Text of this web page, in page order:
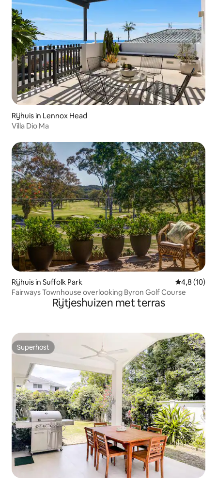
Rijhuis in Lennox Head
Villa Dio Ma
Rijhuis in Suffolk Park
4,8 (10)
Fairways Townhouse overlooking Byron Golf Course
Rijtjeshuizen met terras
Superhost
Superhost